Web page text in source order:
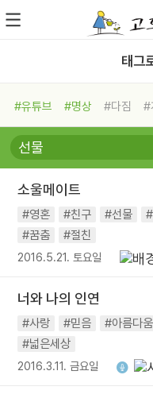
태그
#유튜브 #명상 #다짐 #
#비전캠프
#독서캠프 #삶
#희망
#나눔 #친구 #링
#독서
#건강
소울메이트
#영혼 #친구 #선물
#꿈춤
#절친
2016.5.21. 토요일
너와 나의 인연
#사랑 #믿음 #아름다움
#넓은세상
2016.3.11. 금요일